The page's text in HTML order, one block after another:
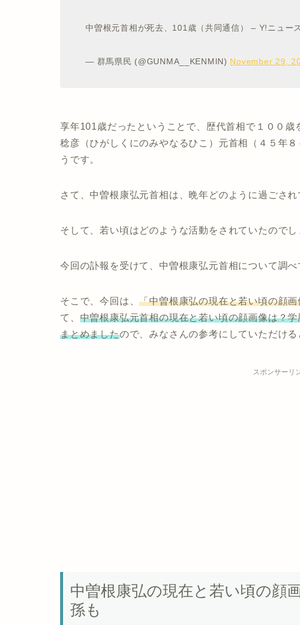
中曽根元首相が死去、101歳（共同通信） – Y!ニュース
— 群馬県民 (@GUNMA__KENMIN) November 29,
享年101歳だったということで、歴代首相で１００
稔彦（ひがしくにのみやなるひこ）元首相（４５年
うです。
さて、中曽根康弘元首相は、晩年どのように過ごされ
そして、若い頃はどのような活動をされていたのでし
今回の訃報を受けて、中曽根康弘元首相について調べ
そこで、今回は、「中曽根康弘の現在と若い頃の顔
て、 中曽根康弘元首相の現在と若い頃の顔画像は？
まとめましたので、みなさんの参考にしていただける
スポンサーリ
中曽根康弘の現在と若い頃の顔
孫も